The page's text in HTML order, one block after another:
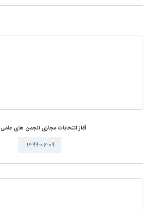
آغاز انتخابات مجازی انجمن های علمی
۱۳۹۹-۰۷-۰۹